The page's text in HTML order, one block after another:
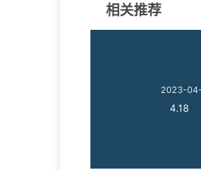
相关推荐
2023-
4.18